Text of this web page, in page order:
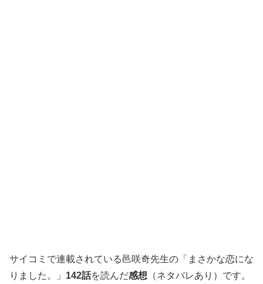
サイコミで連載されている邑咲奇先生の「まさかな恋にな
りました。」 142話を読んだ感想 （ネタバレあり）です。